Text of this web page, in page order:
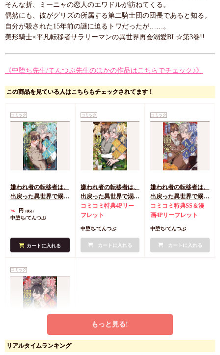
そんな折、ミーニャの恋人のエワドルが訪ねてくる。
偶然にも、彼がグリズの所属する第二騎士団の団長であると知る。
自分が殺された15年前の謎に迫るトワだったが……。
美形騎士×平凡転移者サラリーマンの異世界再会溺愛BL☆第3巻!!
《中堕ち先生/てんつぶ先生のほかの作品はこちらでチェック♪》
この商品を見ている人はこちらもチェックされてます！
コミック
嫌われ者の転移者は、
出戻った異世界で溺愛
792 円 （税込）
中堕ち/てんつぶ
カートに入れる
コミック
嫌われ者の転移者は、
出戻った異世界で溺愛
される（2）
コミコミ特典4Pリー
フレット
中堕ち/てんつぶ
カートに入れる
コミック
嫌われ者の転移者は、
出戻った異世界で溺愛
される（4）
コミコミ特典SS＆漫
画4Pリーフレット
中堕ち/てんつぶ
カートに入れる
コミック
嫌われ者の転移者は、
出戻った異世界で溺愛
もっと見る!
リアルタイムランキング